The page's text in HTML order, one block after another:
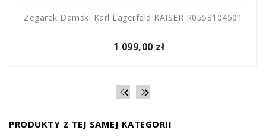

Zegarek Damski Karl Lagerfeld KAISER R0553104501
1 099,00 zł

PRODUKTY Z TEJ SAMEJ KATEGORII